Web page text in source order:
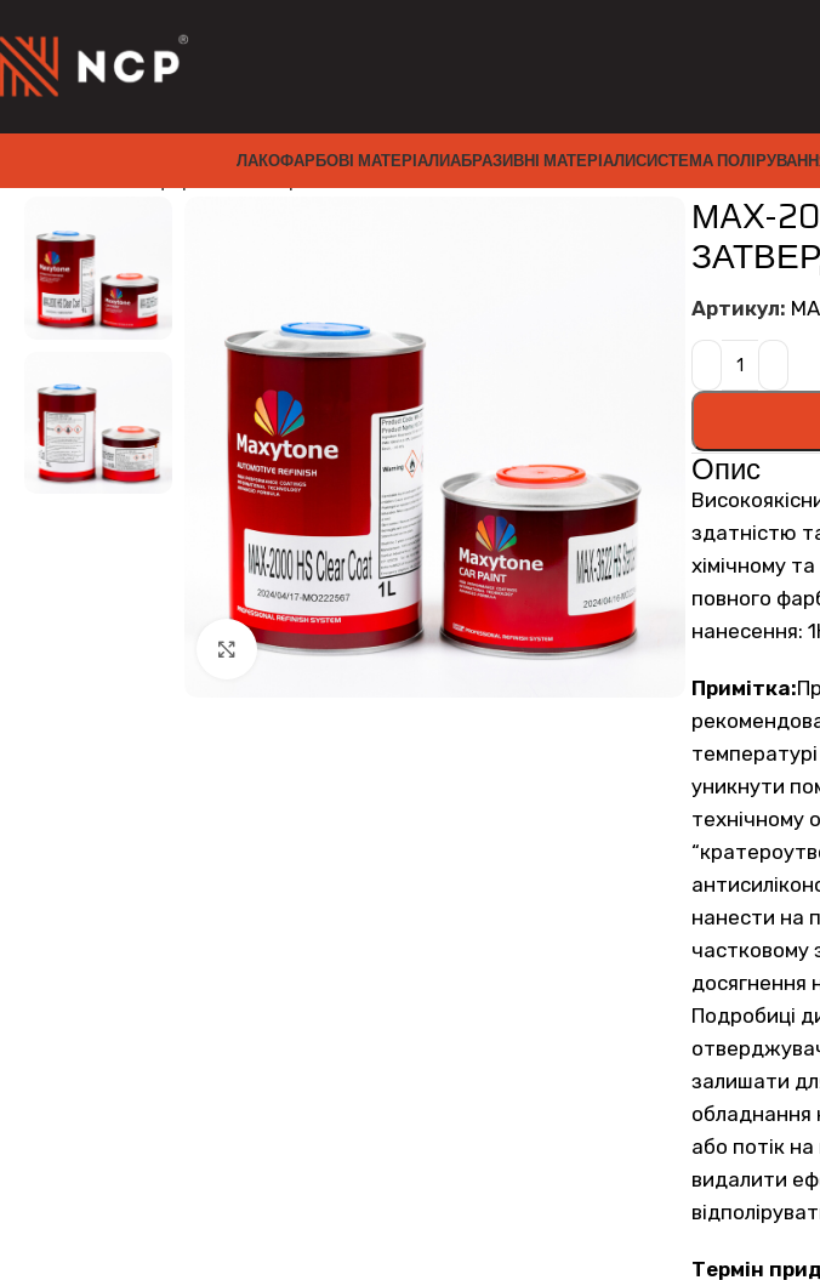
ЛАКОФАРБОВІ МАТЕРІАЛИАБРАЗИВНІ МАТЕРІАЛИСИСТЕМА
Click to enlarge
МAX-
Артикул:
Опис
здатністю
хімічному
повного
нанесення:
Примітка:
уникнути
технічному
нанести на
частковому
досягнення
Подробиці
залишати
обладнання
або потік
видалити
Термін